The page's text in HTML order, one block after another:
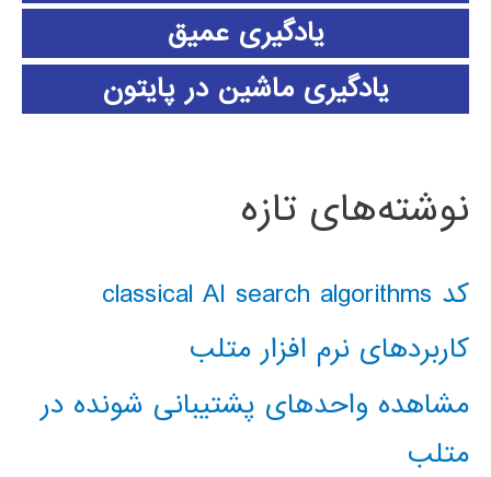
یادگیری عمیق
یادگیری ماشین در پایتون
نوشته‌های تازه
کد classical AI search algorithms
کاربردهای نرم افزار متلب
مشاهده واحدهای پشتیبانی شونده در
متلب